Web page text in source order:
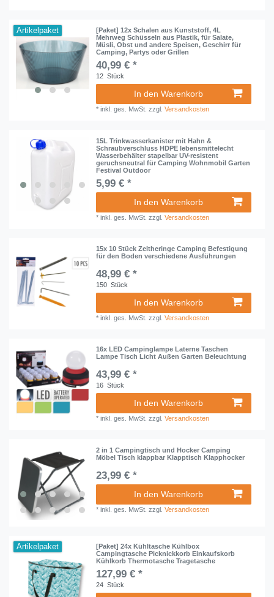
Artikelpaket
[Paket] 12x Schalen aus Kunststoff, 4L
Mehrweg Schüsseln aus Plastik, für Salate,
Müsli, Obst und andere Speisen, Geschirr für
Camping, Partys oder Grillen
40,99 € *
12 Stück
In den Warenkorb
*inkl. ges. MwSt. zzgl.Versandkosten
15L Trinkwasserkanister mit Hahn &
Schraubverschluss HDPE lebensmittelecht
Wasserbehälter stapelbar UV-resistent
geruchsneutral für Camping Wohnmobil Garten
Festival Outdoor
5,99 € *
In den Warenkorb
*inkl. ges. MwSt. zzgl.Versandkosten
15x 10 Stück Zeltheringe Camping Befestigung
für den Boden verschiedene Ausführungen
48,99 € *
150 Stück
In den Warenkorb
*inkl. ges. MwSt. zzgl.Versandkosten
16x LED Campinglampe Laterne Taschen
Lampe Tisch Licht Außen Garten Beleuchtung
43,99 € *
16 Stück
In den Warenkorb
*inkl. ges. MwSt. zzgl.Versandkosten
2 in 1 Campingtisch und Hocker Camping
Möbel Tisch klappbar Klapptisch Klapphocker
23,99 € *
In den Warenkorb
*inkl. ges. MwSt. zzgl.Versandkosten
Artikelpaket
[Paket] 24x Kühltasche Kühlbox
Campingtasche Picknickkorb Einkaufskorb
Kühlkorb Thermotasche Tragetasche
127,99 € *
24 Stück